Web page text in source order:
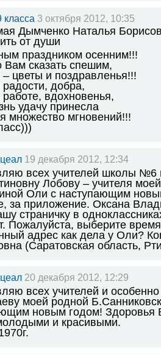
класса 3 октября 2012, 10:35
Дымченко Наталья
от души
праздником осенним!!!
Вам сказать спешим,
цветы и поздравленья!!!
добра,
вдохновенья,
удачу принесла
множество мгновений!!!
19 декабря 2012, 12:34
всех учителей школы №6
Лобову – учителя
Оли с наступающим
за приложение. Оксана
страничку в
Пожалуйста, выберите
адрес как дела у Оли?
(Саратовская область,
20 декабря 2012, 12:29
всех учителей и
моей родной
новым годом! Здоровья
и красивыми.